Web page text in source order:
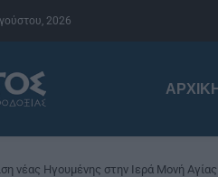
2026
νέας Ηγουμένης στην Ιερά Μονή